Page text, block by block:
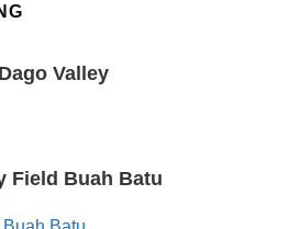
Dago Valley
Field Buah Batu